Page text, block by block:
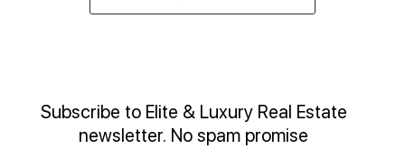
Subscribe to Elite & Luxury Real Estate
newsletter. No spam promise